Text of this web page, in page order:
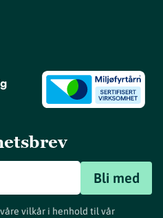
Bli med
vilkår i henhold til vår